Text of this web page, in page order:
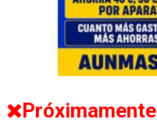
Próximamente